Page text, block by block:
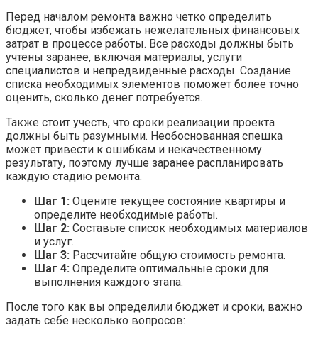
Перед началом ремонта важно четко определить
бюджет, чтобы избежать нежелательных финансовых
затрат в процессе работы. Все расходы должны быть
учтены заранее, включая материалы, услуги
специалистов и непредвиденные расходы. Создание
списка необходимых элементов поможет более точно
оценить, сколько денег потребуется.
Также стоит учесть, что сроки реализации проекта
должны быть разумными. Необоснованная спешка
может привести к ошибкам и некачественному
результату, поэтому лучше заранее распланировать
каждую стадию ремонта.
Шаг 1: Оцените текущее состояние квартиры и
определите необходимые работы.
Шаг 2: Составьте список необходимых материалов
и услуг.
Шаг 3: Рассчитайте общую стоимость ремонта.
Шаг 4: Определите оптимальные сроки для
выполнения каждого этапа.
После того как вы определили бюджет и сроки, важно
задать себе несколько вопросов: